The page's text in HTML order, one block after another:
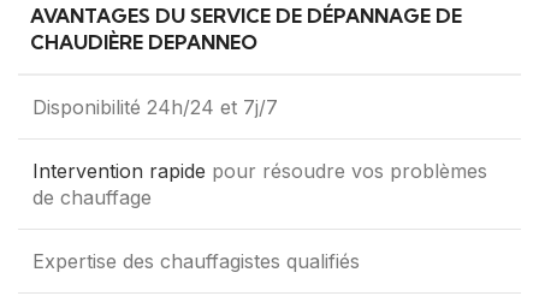
AVANTAGES DU SERVICE DE DÉPANNAGE DE
CHAUDIÈRE DEPANNEO
Disponibilité 24h/24 et 7j/7
Intervention rapide pour résoudre vos problèmes
de chauffage
Expertise des chauffagistes qualifiés